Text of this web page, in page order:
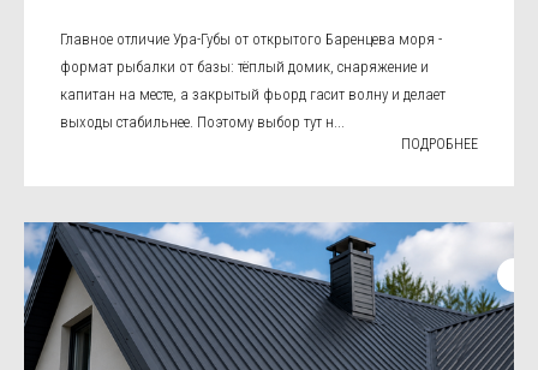
Главное отличие Ура-Губы от открытого Баренцева моря -
формат рыбалки от базы: тёплый домик, снаряжение и
капитан на месте, а закрытый фьорд гасит волну и делает
выходы стабильнее. Поэтому выбор тут н...
ПОДРОБНЕЕ